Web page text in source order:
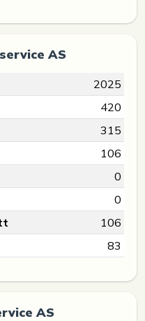
AS
2025
420
315
106
0
0
106
83
AS